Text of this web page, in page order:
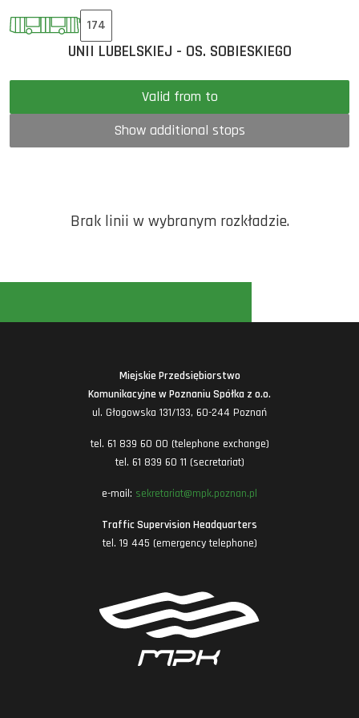
174
UNII LUBELSKIEJ - OS. SOBIESKIEGO
Valid from to
Show additional stops
Brak linii w wybranym rozkładzie.
Miejskie Przedsiębiorstwo
Komunikacyjne w Poznaniu Spółka z o.o.
ul. Głogowska 131/133, 60-244 Poznań
tel. 61 839 60 00 (telephone exchange)
tel. 61 839 60 11 (secretariat)
e-mail: sekretariat@mpk.poznan.pl
Traffic Supervision Headquarters
tel. 19 445 (emergency telephone)